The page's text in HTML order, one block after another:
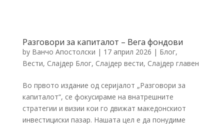
Разговори за капиталот – Вега фондови
by Ванчо Апостолски | 17 април 2026 | Блог,
Вести, Слајдер Блог, Слајдер вести, Слајдер главен
Во првото издание од серијалот „Разговори за
капиталот“, се фокусираме на внатрешните
стратегии и визии кои го движат македонскиот
инвестициски пазар. Нашата цел е да понудиме